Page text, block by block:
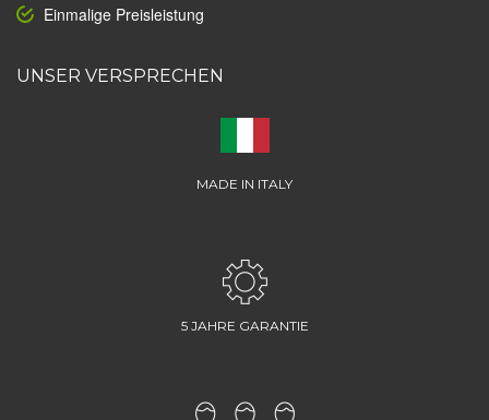
Einmalige Preisleistung
UNSER VERSPRECHEN
MADE IN ITALY
5 JAHRE GARANTIE